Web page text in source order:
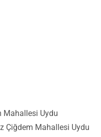
Mahallesi Uydu
Çiğdem Mahallesi Uydu